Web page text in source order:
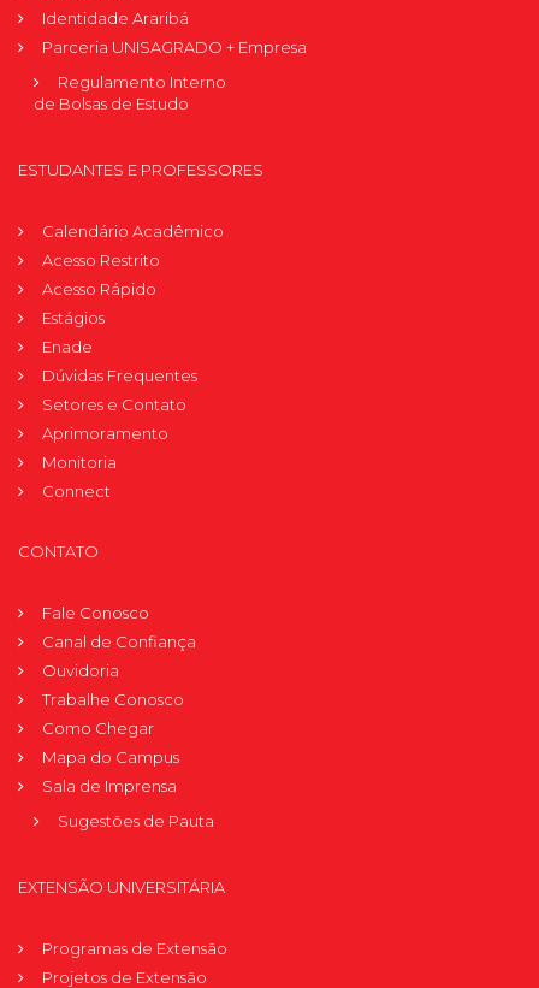
Identidade Araribá
Parceria UNISAGRADO + Empresa
Regulamento Interno
de Bolsas de Estudo
ESTUDANTES E PROFESSORES
Calendário Acadêmico
Acesso Restrito
Acesso Rápido
Estágios
Enade
Dúvidas Frequentes
Setores e Contato
Aprimoramento
Monitoria
Connect
CONTATO
Fale Conosco
Canal de Confiança
Ouvidoria
Trabalhe Conosco
Como Chegar
Mapa do Campus
Sala de Imprensa
Sugestões de Pauta
EXTENSÃO UNIVERSITÁRIA
Programas de Extensão
Projetos de Extensão